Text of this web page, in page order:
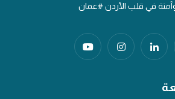
في قلب الأردن #عمان